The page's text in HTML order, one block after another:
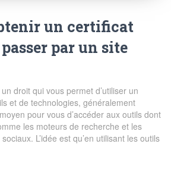
un certificat
par un site
droit qui vous permet d’utiliser un
et de technologies, généralement
pour vous d’accéder aux outils dont
les moteurs de recherche et les
L’idée est qu’en utilisant les outils